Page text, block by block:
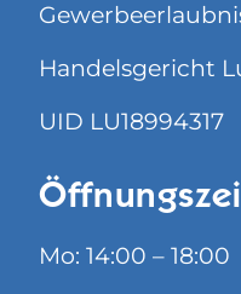
Handelsgericht
UID LU18994317
Mo: 14:00 – 18:00